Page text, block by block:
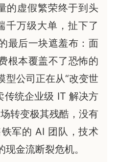
的虚假繁荣终于到头
千万级大单，扯下了
最后一块遮羞布：面
根本覆盖不了恐怖的
型公司正在从“改变世
传统企业级 IT 解决方
转变极其残酷，没有
军的 AI 团队，技术
金流断裂危机。